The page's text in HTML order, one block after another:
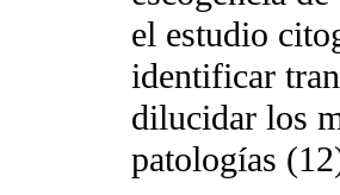
el estudio
identificar
dilucidar los
patologías